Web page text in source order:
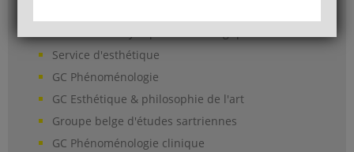
Service d'esthétique
GC Phénoménologie
GC Esthétique & philosophie de l'art
Groupe belge d'études sartriennes
GC Phénoménologie clinique